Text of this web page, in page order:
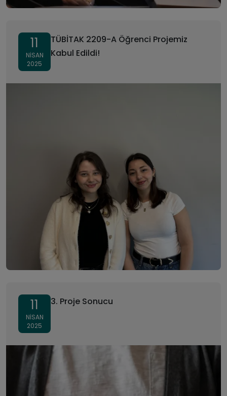
11
NISAN
2025
TÜBİTAK 2209-A Öğrenci Projemiz
Kabul Edildi!
11
NISAN
2025
3. Proje Sonucu